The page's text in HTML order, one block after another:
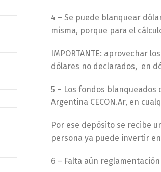
4 – Se puede blanquear
misma, porque para el
IMPORTANTE: aprovechar
dólares no declarados, en
5 – Los fondos blanqueados
Argentina CECON.Ar, en
Por ese depósito se recibe
persona ya puede invertir
6 – Falta aún reglamentación